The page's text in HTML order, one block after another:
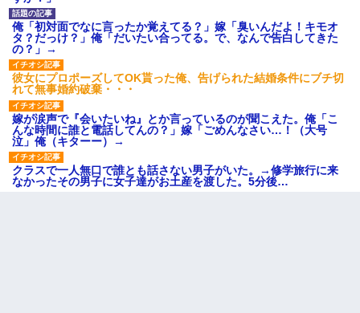
俺「初対面でなに言ったか覚えてる？」嫁「臭いんだよ！キモオ
タ？だっけ？」俺「だいたい合ってる。で、なんで告白してきた
の？」→
彼女にプロポーズしてOK貰った俺、告げられた結婚条件にブチ切
れて無事婚約破棄・・・
嫁が涙声で『会いたいね』とか言っているのが聞こえた。俺「こ
んな時間に誰と電話してんの？」嫁「ごめんなさい…！（大号
泣」俺（キターー）→
クラスで一人無口で誰とも話さない男子がいた。→修学旅行に来
なかったその男子に女子達がお土産を渡した。5分後…